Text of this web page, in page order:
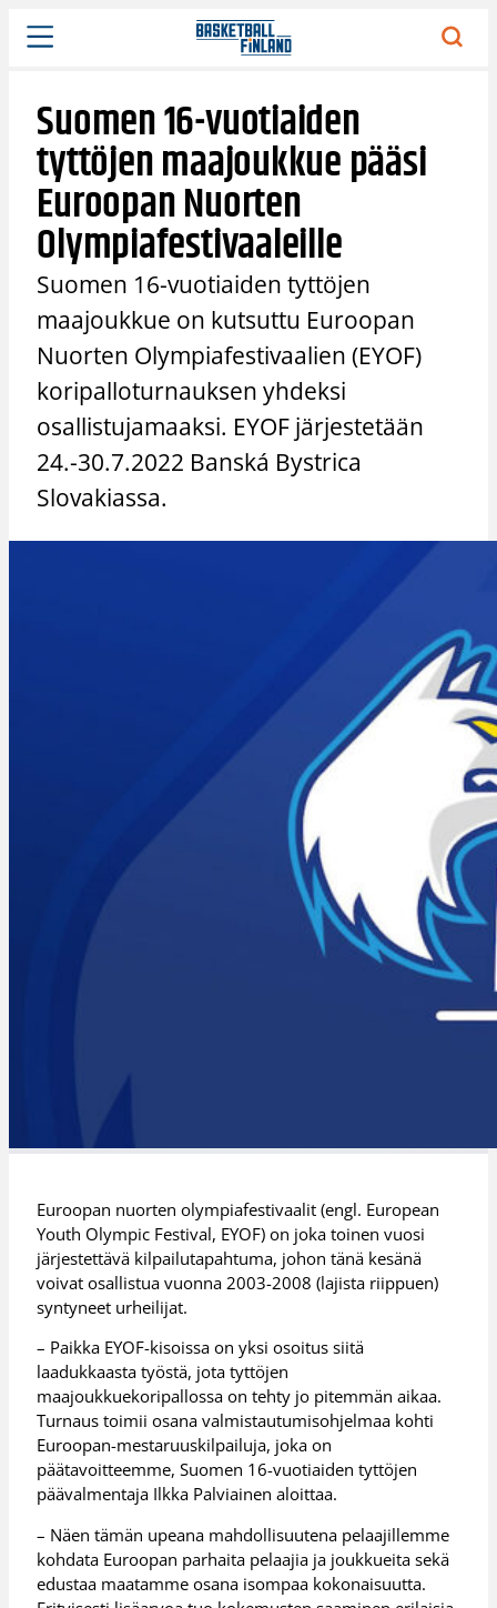
Siirry
sisältöön
Suomen 16-vuotiaiden
tyttöjen maajoukkue pääsi
Euroopan Nuorten
Olympiafestivaaleille
Suomen 16-vuotiaiden tyttöjen
maajoukkue on kutsuttu Euroopan
Nuorten Olympiafestivaalien (EYOF)
koripalloturnauksen yhdeksi
osallistujamaaksi. EYOF järjestetään
24.-30.7.2022 Banská Bystrica
Slovakiassa.
Euroopan nuorten olympiafestivaalit (engl. European
Youth Olympic Festival, EYOF) on joka toinen vuosi
järjestettävä kilpailutapahtuma, johon tänä kesänä
voivat osallistua vuonna 2003-2008 (lajista riippuen)
syntyneet urheilijat.
– Paikka EYOF-kisoissa on yksi osoitus siitä
laadukkaasta työstä, jota tyttöjen
maajoukkuekoripallossa on tehty jo pitemmän aikaa.
Turnaus toimii osana valmistautumisohjelmaa kohti
Euroopan-mestaruuskilpailuja, joka on
päätavoitteemme, Suomen 16-vuotiaiden tyttöjen
päävalmentaja Ilkka Palviainen aloittaa.
– Näen tämän upeana mahdollisuutena pelaajillemme
kohdata Euroopan parhaita pelaajia ja joukkueita sekä
edustaa maatamme osana isompaa kokonaisuutta.